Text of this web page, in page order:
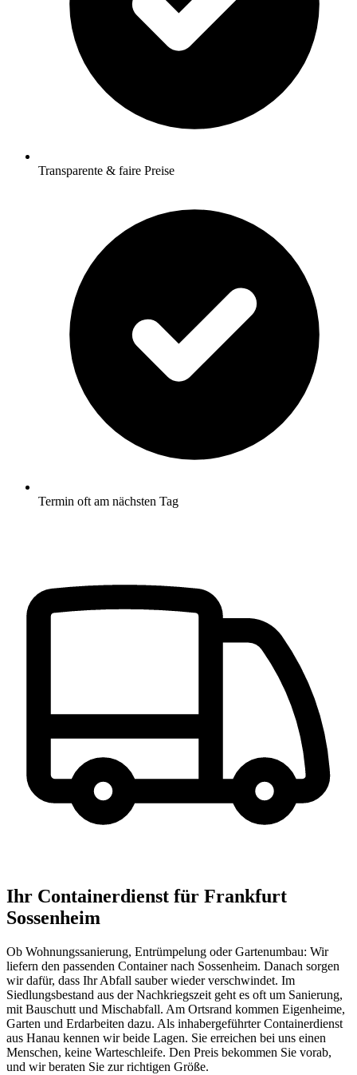
Transparente & faire Preise
Termin oft am nächsten Tag
Ihr Containerdienst für Frankfurt
Sossenheim
Ob Wohnungssanierung, Entrümpelung oder Gartenumbau: Wir
liefern den passenden Container nach Sossenheim. Danach sorgen
wir dafür, dass Ihr Abfall sauber wieder verschwindet. Im
Siedlungsbestand aus der Nachkriegszeit geht es oft um Sanierung,
mit Bauschutt und Mischabfall. Am Ortsrand kommen Eigenheime,
Garten und Erdarbeiten dazu. Als inhabergeführter Containerdienst
aus Hanau kennen wir beide Lagen. Sie erreichen bei uns einen
Menschen, keine Warteschleife. Den Preis bekommen Sie vorab,
und wir beraten Sie zur richtigen Größe.